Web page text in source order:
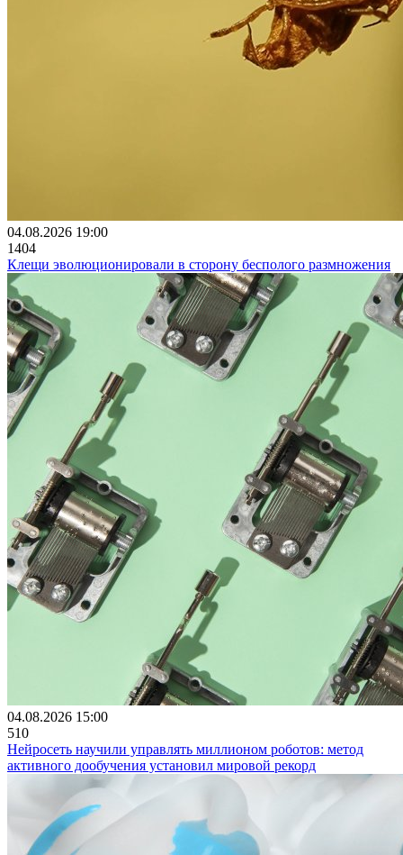
04.08.2026 19:00
1404
Клещи эволюционировали в сторону бесполого размножения
04.08.2026 15:00
510
Нейросеть научили управлять миллионом роботов: метод
активного дообучения установил мировой рекорд